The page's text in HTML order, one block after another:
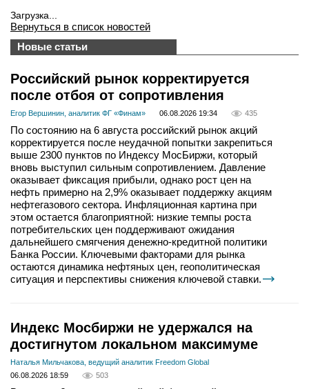
Загрузка...
Вернуться в список новостей
Новые статьи
Российский рынок корректируется
после отбоя от сопротивления
Егор Вершинин, аналитик ФГ «Финам» 06.08.2026 19:34 435
По состоянию на 6 августа российский рынок акций
корректируется после неудачной попытки закрепиться
выше 2300 пунктов по Индексу МосБиржи, который
вновь выступил сильным сопротивлением. Давление
оказывает фиксация прибыли, однако рост цен на
нефть примерно на 2,9% оказывает поддержку акциям
нефтегазового сектора. Инфляционная картина при
этом остается благоприятной: низкие темпы роста
потребительских цен поддерживают ожидания
дальнейшего смягчения денежно-кредитной политики
Банка России. Ключевыми факторами для рынка
остаются динамика нефтяных цен, геополитическая
ситуация и перспективы снижения ключевой ставки.
Индекс Мосбиржи не удержался на
достигнутом локальном максимуме
Наталья Мильчакова, ведущий аналитик Freedom Global
06.08.2026 18:59
503